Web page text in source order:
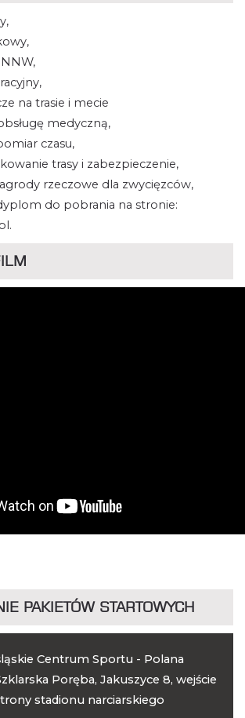
na trasie i mecie
medyczną,
czasu,
trasy i zabezpieczenie,
rzeczowe dla zwycięzców,
do pobrania na stronie:
PAKIETÓW STARTOWYCH
Centrum Sportu - Polana
Poręba, Jakuszyce 8, wejście
stadionu narciarskiego